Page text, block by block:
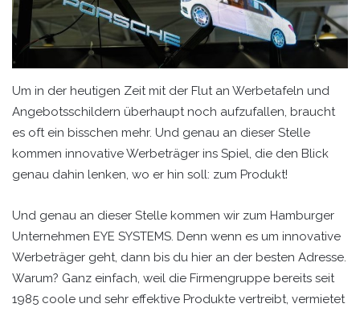
Um in der heutigen Zeit mit der Flut an Werbetafeln und
Angebotsschildern überhaupt noch aufzufallen, braucht
es oft ein bisschen mehr. Und genau an dieser Stelle
kommen innovative Werbeträger ins Spiel, die den Blick
genau dahin lenken, wo er hin soll: zum Produkt!
Und genau an dieser Stelle kommen wir zum Hamburger
Unternehmen EYE SYSTEMS. Denn wenn es um innovative
Werbeträger geht, dann bis du hier an der besten Adresse.
Warum? Ganz einfach, weil die Firmengruppe bereits seit
1985 coole und sehr effektive Produkte vertreibt, vermietet